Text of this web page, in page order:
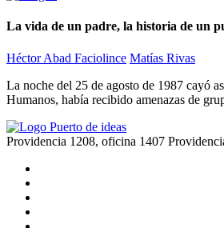
La vida de un padre, la historia de un
Héctor Abad Faciolince Matías Rivas
La noche del 25 de agosto de 1987 cayó
Humanos, había recibido amenazas de
Providencia 1208, oficina 1407